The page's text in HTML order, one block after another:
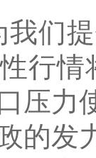
我们
行
压力
的发